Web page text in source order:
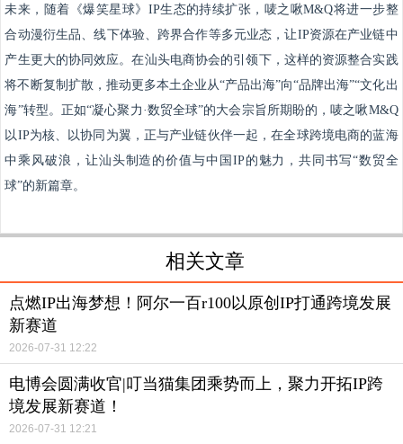
未来，随着《爆笑星球》IP生态的持续扩张，唛之啾M&Q将进一步整
合动漫衍生品、线下体验、跨界合作等多元业态，让IP资源在产业链中
产生更大的协同效应。在汕头电商协会的引领下，这样的资源整合实践
将不断复制扩散，推动更多本土企业从“产品出海”向“品牌出海”“文化出
海”转型。正如“凝心聚力·数贸全球”的大会宗旨所期盼的，唛之啾M&Q
以IP为核、以协同为翼，正与产业链伙伴一起，在全球跨境电商的蓝海
中乘风破浪，让汕头制造的价值与中国IP的魅力，共同书写“数贸全
球”的新篇章。
相关文章
点燃IP出海梦想！阿尔一百r100以原创IP打通跨境发展
新赛道
2026-07-31 12:22
电博会圆满收官|叮当猫集团乘势而上，聚力开拓IP跨
境发展新赛道！
2026-07-31 12:21